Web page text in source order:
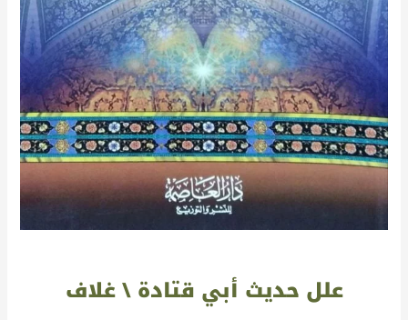
علل حديث أبي قتادة \ غلاف